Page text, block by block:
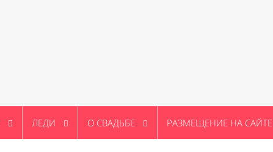
ЛЕДИ О СВАДЬБЕ РАЗМЕЩЕНИЕ НА САЙТЕ